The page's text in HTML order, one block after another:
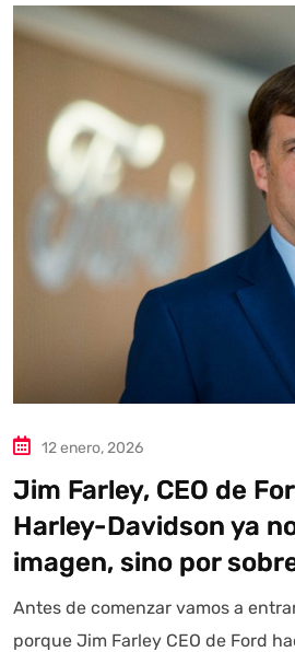
12 enero, 2026
Jim Farley, CEO de
Harley-Davidson ya
imagen, sino por
Antes de comenzar vamos a
porque Jim Farley CEO de Ford